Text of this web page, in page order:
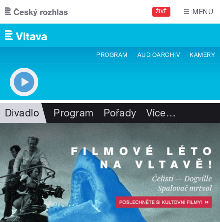
Přejít k hlavnímu obsahu
ŽIVĚ MENU
PROGRAM AUDIOARCHIV KAMERY
Divadlo Program Pořady Více…